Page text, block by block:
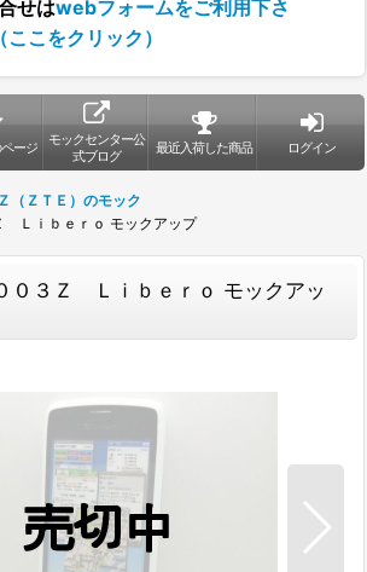
せはwebフォームをご利用下さ
ここをクリック）
ージ
モックセンター公
式ブログ
最近入荷した商品 ログイン
Ｚ（ＺＴＥ）のモック
Ｌｉｂｅｒｏ モックアップ
３Ｚ Ｌｉｂｅｒｏ モックアッ